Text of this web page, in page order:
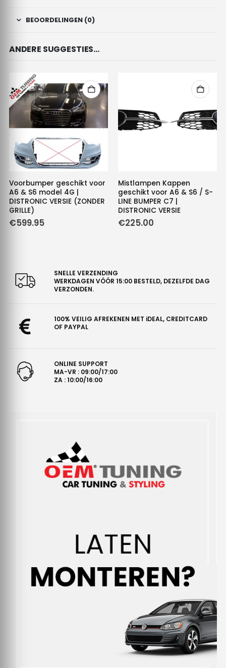
BEOORDELINGEN (0)
ANDERE SUGGESTIES…
Voorbumper geschikt voor
A6 & S6 model 4G |
DISTRONIC VERSIE (ZONDER
GRILLE)
€599.95
Mistlampen Kappen
geschikt voor A6 & S6 / S-
LINE BUMPER C7 |
DISTRONIC VERSIE
€225.00
SNELLE VERZENDING
WERKDAGEN VÓÓR 15:00 BESTELD, DEZELFDE DAG
VERZONDEN.
100% VEILIG AFREKENEN MET iDEAL, CREDITCARD
OF PAYPAL
ONLINE SUPPORT
MA-VR : 09:00/17:00
ZA : 10:00/16:00